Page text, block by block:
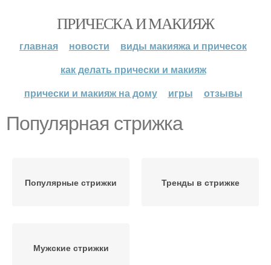
ПРИЧЕСКА И МАКИЯЖ
главная новости
виды макияжа и причесок
как делать прически и макияж
прически и макияж на дому
игры отзывы
Популярная стрижка
Популярные стрижки Тренды в стрижке
Мужские стрижки